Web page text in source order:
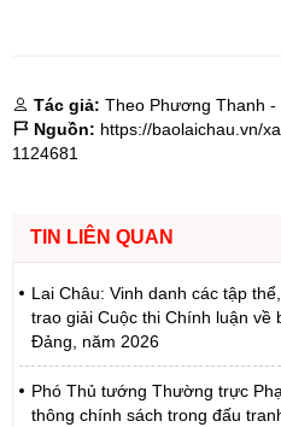
Tác giả: Theo Phương Thanh -
Nguồn: https://baolaichau.vn/
1124681
TIN LIÊN QUAN
Lai Châu: Vinh danh các tập
trao giải Cuộc thi Chính luận
Đảng, năm 2026
Phó Thủ tướng Thường trực
thông chính sách trong đấu